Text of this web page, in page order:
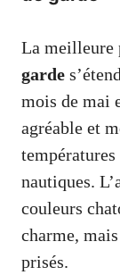
La meilleure
garde
mois de mai
agréable et
nautiques.
couleurs
charme,
prisés.